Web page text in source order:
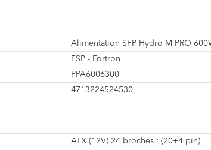
Alimentation SFP Hydro M PRO
FSP - Fortron
PPA6006300
4713224524530
ATX (12V) 24 broches : (20+4 pin)